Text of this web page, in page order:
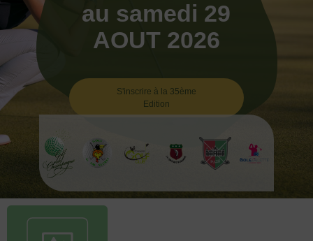
au samedi 29
AOUT 2026
S'inscrire à la 35ème
Edition